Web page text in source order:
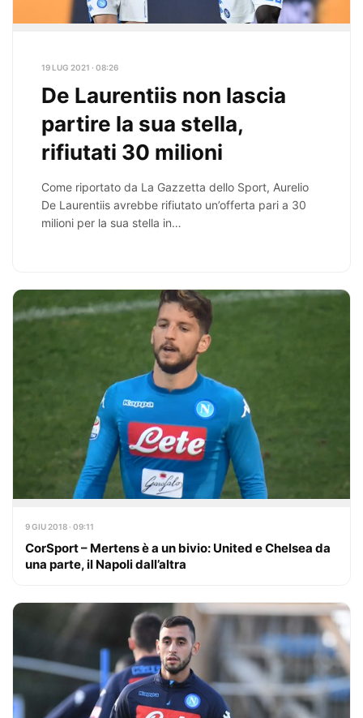
19 LUG 2021 · 08:26
De Laurentiis non lascia
partire la sua stella,
rifiutati 30 milioni
Come riportato da La Gazzetta dello Sport, Aurelio
De Laurentiis avrebbe rifiutato un’offerta pari a 30
milioni per la sua stella in…
9 GIU 2018 · 09:11
CorSport – Mertens è a un bivio: United e Chelsea da
una parte, il Napoli dall’altra